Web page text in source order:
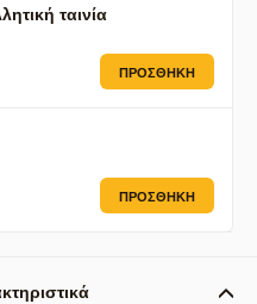
ταινία
ΠΡΟΣΘΉΚΗ
ΠΡΟΣΘΉΚΗ